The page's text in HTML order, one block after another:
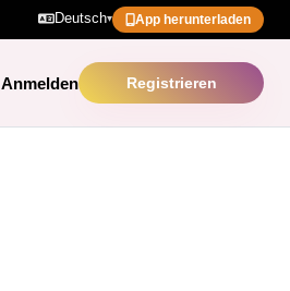
Deutsch▾ App herunterladen
Anmelden Registrieren